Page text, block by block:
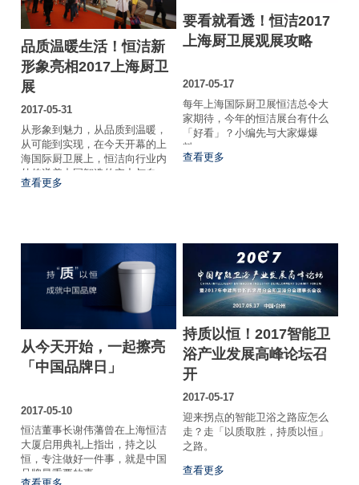
品质温暖生活！恒洁新
形象亮相2017上海厨卫
展
2017-05-31
从形象到魅力，从品质到温暖，
从可能到实现，在今天开幕的上
海国际厨卫展上，恒洁向行业内
外传递着中国智造的实力与自
信。
查看更多
要看就看透！恒洁2017
上海厨卫展观展攻略
2017-05-17
每年上海国际厨卫展恒洁总令大
家期待，今年的恒洁展台有什么
「好看」？小编先与大家爆爆
料。
查看更多
从今天开始，一起擦亮
「中国品牌日」
2017-05-10
恒洁董事长谢伟藩曾在上海恒洁
大厦启用典礼上指出，持之以
恒，专注做好一件事，就是中国
品牌最重要的事。
持质以恒！2017智能卫
浴产业发展高峰论坛召
开
2017-05-17
迎来拐点的智能卫浴之路应怎么
走？走「以质取胜，持质以恒」
之路。
查看更多